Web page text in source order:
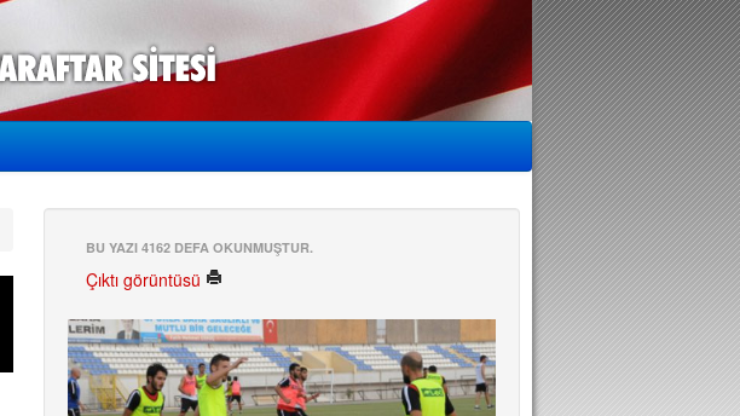
BU YAZI 4162 DEFA OKUNMUŞTUR.
Çıktı görüntüsü